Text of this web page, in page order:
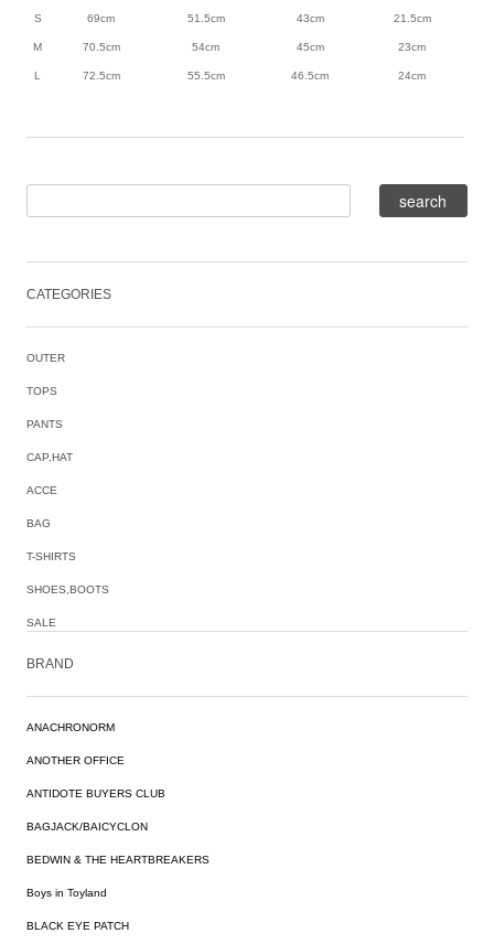
S 69cm 51.5cm 43cm 21.5cm
M 70.5cm 54cm 45cm 23cm
L 72.5cm 55.5cm 46.5cm 24cm
CATEGORIES
OUTER
TOPS
PANTS
CAP,HAT
ACCE
BAG
T-SHIRTS
SHOES,BOOTS
SALE
BRAND
ANACHRONORM
ANOTHER OFFICE
ANTIDOTE BUYERS CLUB
BAGJACK/BAICYCLON
BEDWIN & THE HEARTBREAKERS
Boys in Toyland
BLACK EYE PATCH